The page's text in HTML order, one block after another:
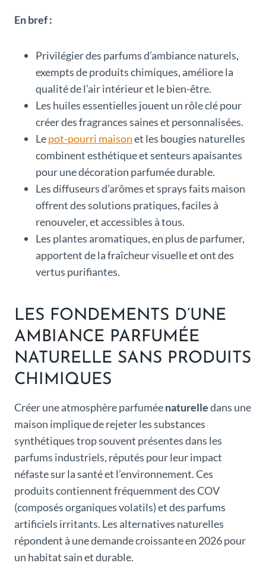
En bref :
Privilégier des parfums d’ambiance naturels,
exempts de produits chimiques, améliore la
qualité de l’air intérieur et le bien-être.
Les huiles essentielles jouent un rôle clé pour
créer des fragrances saines et personnalisées.
Lepot-pourri maisonet les bougies naturelles
combinent esthétique et senteurs apaisantes
pour une décoration parfumée durable.
Les diffuseurs d’arômes et sprays faits maison
offrent des solutions pratiques, faciles à
renouveler, et accessibles à tous.
Les plantes aromatiques, en plus de parfumer,
apportent de la fraîcheur visuelle et ont des
vertus purifiantes.
LES FONDEMENTS D’UNE
AMBIANCE PARFUMÉE
NATURELLE SANS PRODUITS
CHIMIQUES
Créer une atmosphère parfuméenaturelledans une
maison implique de rejeter les substances
synthétiques trop souvent présentes dans les
parfums industriels, réputés pour leur impact
néfaste sur la santé et l’environnement. Ces
produits contiennent fréquemment des COV
(composés organiques volatils) et des parfums
artificiels irritants. Les alternatives naturelles
répondent à une demande croissante en 2026 pour
un habitat sain et durable.